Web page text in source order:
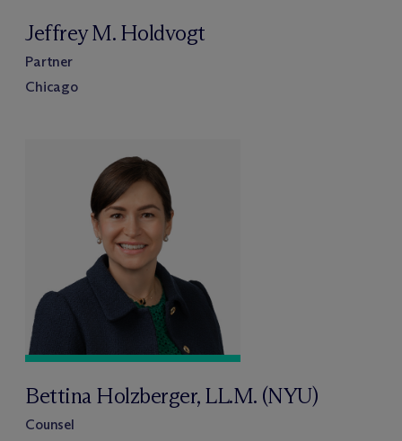
Jeffrey M. Holdvogt
Partner
Chicago
Bettina Holzberger, LL.M. (NYU)
Counsel